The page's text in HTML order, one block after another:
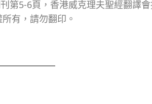
第5-6頁，香港威克理夫聖經翻譯
有，請勿翻印。